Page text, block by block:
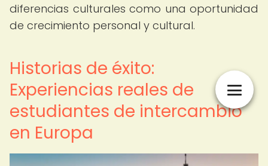
diferencias culturales como una oportunidad
de crecimiento personal y cultural.
Historias de éxito:
Experiencias reales de
estudiantes de intercambio
en Europa